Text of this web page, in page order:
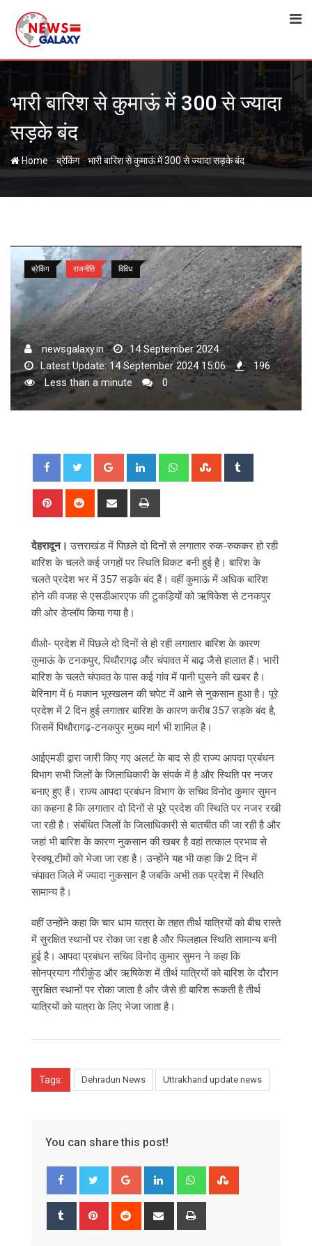
content
भारी बारिश से कुमाऊं में 300 से ज्यादा
सड़के बंद
Home -ब्रेकिंग-भारी बारिश से कुमाऊं में 300 से ज्यादा सड़के बंद
ब्रेकिंग राजनीति विविध
newsgalaxy.in
14 September 2024
Latest Update: 14 September 2024 15:06
196
Less than a minute
0
Google+ LinkedIn WhatsappStumbleUpon
Pinterest Reddit
Share
देहरादून। उत्तराखंड में पिछले दो दिनों से लगातार रुक-रुककर हो रही
बारिश के चलते कई जगहों पर स्थिति विकट बनी हुई है। बारिश के
चलते प्रदेश भर में 357 सड़के बंद हैं। वहीं कुमाऊं में अधिक बारिश
होने की वजह से एसडीआरएफ की टुकड़ियों को ऋषिकेश से टनकपुर
की ओर डेप्लॉय किया गया है।
वीओ- प्रदेश में पिछले दो दिनों से हो रही लगातार बारिश के कारण
कुमाऊं के टनकपुर, पिथौरागढ़ और चंपावत में बाढ़ जैसे हालात हैं। भारी
बारिश के चलते चंपावत के पास कई गांव में पानी घुसने की खबर है।
बेरिनाग में 6 मकान भूस्खलन की चपेट में आने से नुकसान हुआ है। पूरे
प्रदेश में 2 दिन हुई लगातार बारिश के कारण करीब 357 सड़के बंद है,
जिसमें पिथौरागढ़-टनकपुर मुख्य मार्ग भी शामिल है।
आईएमडी द्वारा जारी किए गए अलर्ट के बाद से ही राज्य आपदा प्रबंधन
विभाग सभी जिलों के जिलाधिकारी के संपर्क में है और स्थिति पर नजर
बनाए हुए हैं। राज्य आपदा प्रबंधन विभाग के सचिव विनोद कुमार सुमन
का कहना है कि लगातार दो दिनों से पूरे प्रदेश की स्थिति पर नजर रखी
जा रही है। संबंधित जिलों के जिलाधिकारी से बातचीत की जा रही है और
जहां भी बारिश के कारण नुकसान की खबर है वहां तत्काल प्रभाव से
रेस्क्यू टीमों को भेजा जा रहा है। उन्होंने यह भी कहा कि 2 दिन में
चंपावत जिले में ज्यादा नुकसान है जबकि अभी तक प्रदेश में स्थिति
सामान्य है।
वहीं उन्होंने कहा कि चार धाम यात्रा के तहत तीर्थ यात्रियों को बीच रास्ते
में सुरक्षित स्थानों पर रोका जा रहा है और फिलहाल स्थिति सामान्य बनी
हुई है। आपदा प्रबंधन सचिव विनोद कुमार सुमन ने कहा कि
सोनप्रयाग गौरीकुंड और ऋषिकेश में तीर्थ यात्रियों को बारिश के दौरान
सुरक्षित स्थानों पर रोका जाता है और जैसे ही बारिश रूकती है तीर्थ
यात्रियों को यात्रा के लिए भेजा जाता है।
Tags: Dehradun News Uttrakhand update news
You can share this post!
Google+ LinkedIn Whatsapp
Tumblr Pinterest Reddit
Share